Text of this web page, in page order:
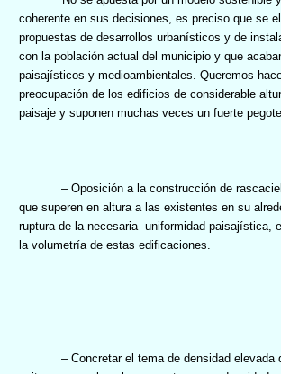
coherente en sus decisiones, es preciso que se
propuestas de desarrollos urbanísticos y de
con la población actual del municipio y que
paisajísticos y medioambientales. Queremos
preocupación de los edificios de considerable
paisaje y suponen muchas veces un fuerte
–Oposición a la construcción de
que superen en altura a las existentes en su
ruptura de la necesaria uniformidad paisajística,
la volumetría de estas edificaciones.
– Concretar el tema de densidad elevada